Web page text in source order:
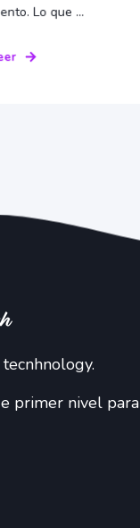
Lo que ...
tecnhnology.
primer nivel para